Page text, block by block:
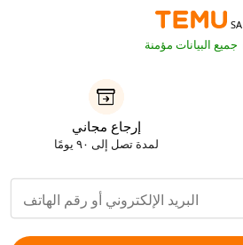
SA
جميع البيانات مؤمنة
إرجاع مجاني
لمدة تصل إلى ٩٠ يومًا